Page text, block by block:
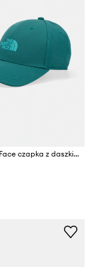
The North Face czapka z daszkiem Recycled 66 Classic